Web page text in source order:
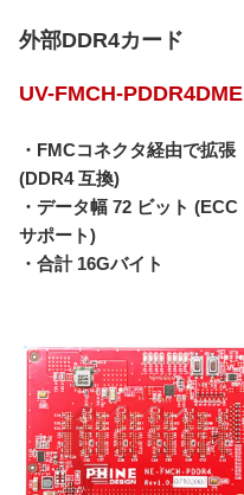
外部DDR4カード
UV-FMCH-PDDR4DME
・FMCコネクタ経由で拡張
(DDR4 互換)
・データ幅 72 ビット (ECC
サポート)
・合計 16Gバイト